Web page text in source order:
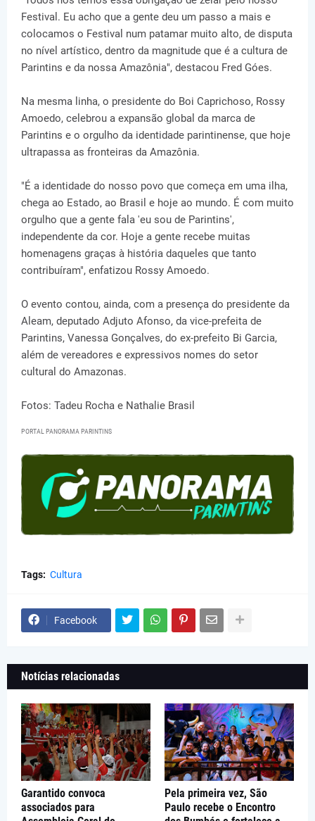
Festival. Eu acho que a gente deu um passo a mais e
colocamos o Festival num patamar muito alto, de disputa
no nível artístico, dentro da magnitude que é a cultura de
Parintins e da nossa Amazônia", destacou Fred Góes.
Na mesma linha, o presidente do Boi Caprichoso, Rossy
Amoedo, celebrou a expansão global da marca de
Parintins e o orgulho da identidade parintinense, que hoje
ultrapassa as fronteiras da Amazônia.
"É a identidade do nosso povo que começa em uma ilha,
chega ao Estado, ao Brasil e hoje ao mundo. É com muito
orgulho que a gente fala 'eu sou de Parintins',
independente da cor. Hoje a gente recebe muitas
homenagens graças à história daqueles que tanto
contribuíram", enfatizou Rossy Amoedo.
O evento contou, ainda, com a presença do presidente da
Aleam, deputado Adjuto Afonso, da vice-prefeita de
Parintins, Vanessa Gonçalves, do ex-prefeito Bi Garcia,
além de vereadores e expressivos nomes do setor
cultural do Amazonas.
Fotos: Tadeu Rocha e Nathalie Brasil
PORTAL PANORAMA PARINTINS
Tags: Cultura
Facebook
Notícias relacionadas
Garantido convoca
associados para
Pela primeira vez, São
Paulo recebe o Encontro